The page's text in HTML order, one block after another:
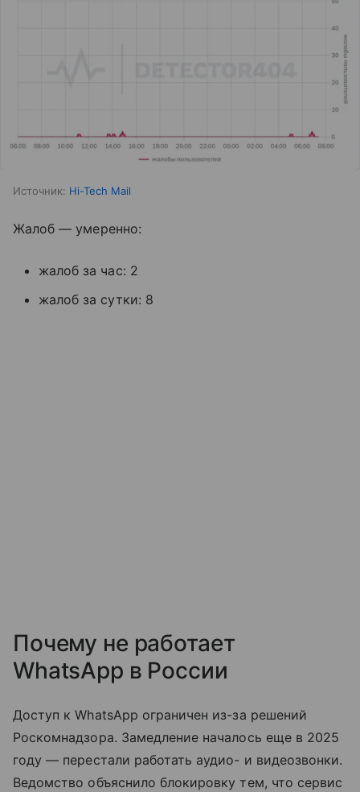
Источник: Hi-Tech Mail
Жалоб — умеренно:
жалоб за час: 2
жалоб за сутки: 8
Почему не работает
WhatsApp в России
Доступ к WhatsApp ограничен из-за решений
Роскомнадзора. Замедление началось еще в 2025
году — перестали работать аудио- и видеозвонки.
Ведомство объяснило блокировку тем, что сервис